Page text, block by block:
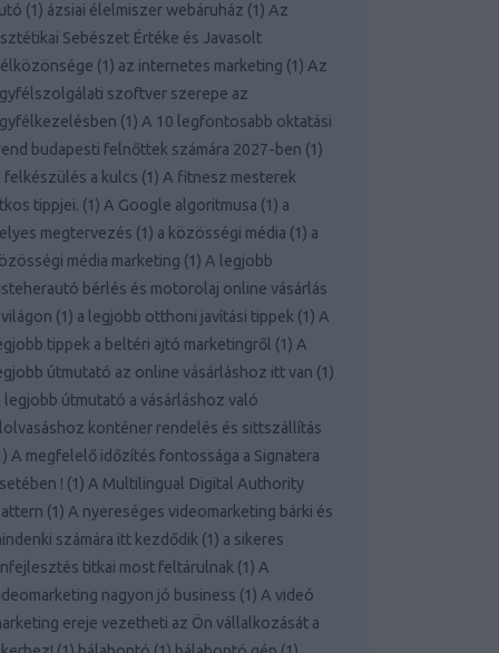
(1) ázsiai élelmiszer webáruház (1) Az
Sebészet Értéke és Javasolt
(1) az internetes marketing (1) Az
szoftver szerepe az
(1) A 10 legfontosabb oktatási
budapesti felnőttek számára 2027-ben (1)
felkészülés a kulcs (1) A fitnesz mesterek
tippjei. (1) A Google algoritmusa (1) a
megtervezés (1) a közösségi média (1) a
média marketing (1) A legjobb
bérlés és motorolaj online vásárlás
világon (1) a legjobb otthoni javítási tippek (1) A
tippek a beltéri ajtó marketingről (1) A
útmutató az online vásárláshoz itt van (1)
legjobb útmutató a vásárláshoz való
konténer rendelés és sittszállítás
) A megfelelő időzítés fontossága a Signatera
! (1) A Multilingual Digital Authority
(1) A nyereséges videomarketing bárki és
számára itt kezdődik (1) a sikeres
titkai most feltárulnak (1) A
nagyon jó business (1) A videó
ereje vezetheti az Ön vállalkozását a